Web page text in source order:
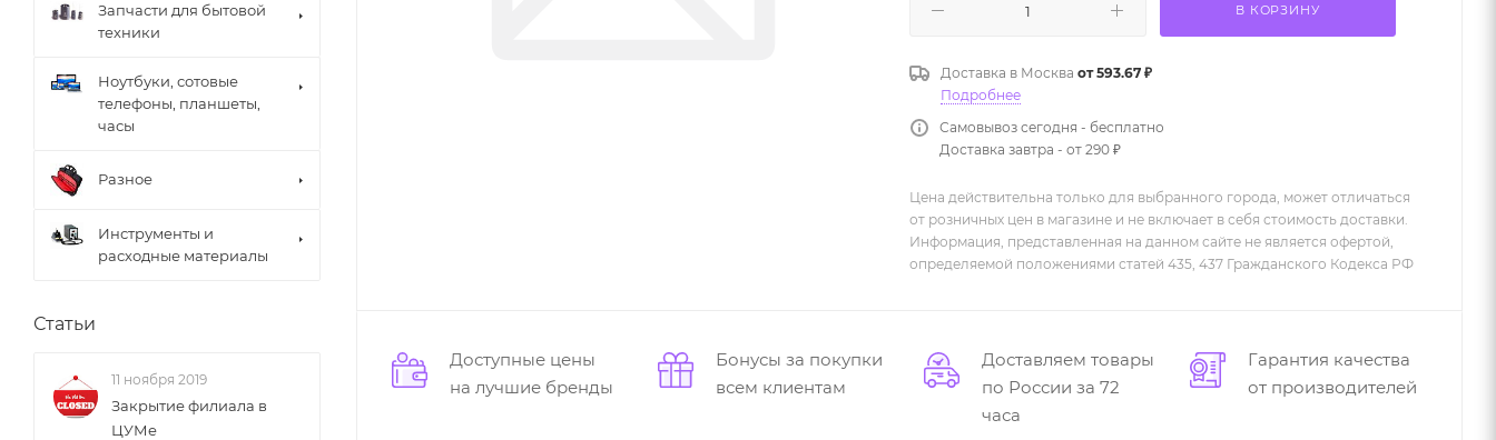
В КОРЗИНУ
Доставка в Москва от 593.67 ₽
Подробнее
Самовывоз сегодня - бесплатно
Доставка завтра - от 290 ₽
Цена действительна только для выбранного города, может отличаться
от розничных цен в магазине и не включает в себя стоимость доставки.
Информация, представленная на данном сайте не является офертой,
определяемой положениями статей 435, 437 Гражданского Кодекса РФ
Доступные цены
на лучшие бренды
Бонусы за покупки
всем клиентам
Доставляем товары
по России за 72
часа
Гарантия качества
от производителей
Запчасти для бытовой
техники
Ноутбуки, сотовые
телефоны, планшеты,
часы
Разное
Инструменты и
расходные материалы
Статьи
11 ноября 2019
Закрытие филиала в
ЦУМе